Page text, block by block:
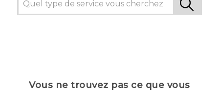
Vous ne trouvez pas ce que vous